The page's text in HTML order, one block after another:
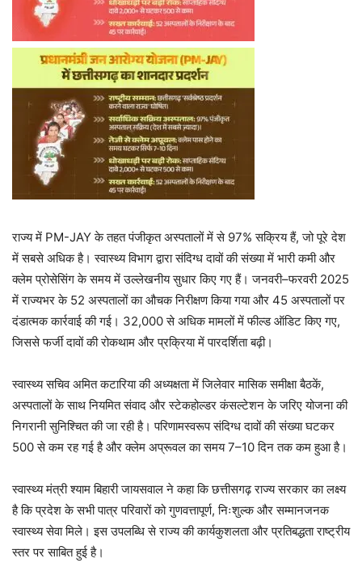
राज्य में PM-JAY के तहत पंजीकृत अस्पतालों में से 97% सक्रिय हैं, जो पूरे देश
में सबसे अधिक है। स्वास्थ्य विभाग द्वारा संदिग्ध दावों की संख्या में भारी कमी और
क्लेम प्रोसेसिंग के समय में उल्लेखनीय सुधार किए गए हैं। जनवरी–फरवरी 2025
में राज्यभर के 52 अस्पतालों का औचक निरीक्षण किया गया और 45 अस्पतालों पर
दंडात्मक कार्रवाई की गई। 32,000 से अधिक मामलों में फील्ड ऑडिट किए गए,
जिससे फर्जी दावों की रोकथाम और प्रक्रिया में पारदर्शिता बढ़ी।
स्वास्थ्य सचिव अमित कटारिया की अध्यक्षता में जिलेवार मासिक समीक्षा बैठकें,
अस्पतालों के साथ नियमित संवाद और स्टेकहोल्डर कंसल्टेशन के जरिए योजना की
निगरानी सुनिश्चित की जा रही है। परिणामस्वरूप संदिग्ध दावों की संख्या घटकर
500 से कम रह गई है और क्लेम अप्रूवल का समय 7–10 दिन तक कम हुआ है।
स्वास्थ्य मंत्री श्याम बिहारी जायसवाल ने कहा कि छत्तीसगढ़ राज्य सरकार का लक्ष्य
है कि प्रदेश के सभी पात्र परिवारों को गुणवत्तापूर्ण, निःशुल्क और सम्मानजनक
स्वास्थ्य सेवा मिले। इस उपलब्धि से राज्य की कार्यकुशलता और प्रतिबद्धता राष्ट्रीय
स्तर पर साबित हुई है।